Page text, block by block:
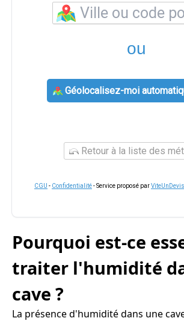
ou
Géolocalisez-moi
Retour à la liste des
CGU - Confidentialité- Service proposé par
Pourquoi est-ce
traiter l'humidité
cave ?
La présence d'humidité dans une